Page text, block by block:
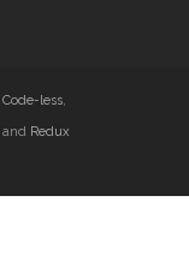
Code-less,
and Redux